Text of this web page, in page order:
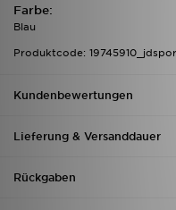
Farbe:
Blau
Produktcode:
Kundenbewertungen
Lieferung & Versanddauer
Rückgaben